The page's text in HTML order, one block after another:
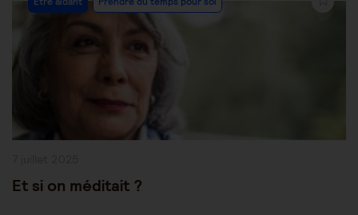
Category:
Et si on méditait ?